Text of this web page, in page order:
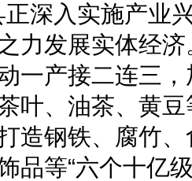
正深入实施产业
力发展实体经
一产接二连三
叶、油茶、黄豆
造钢铁、腐竹
品等“六个十亿